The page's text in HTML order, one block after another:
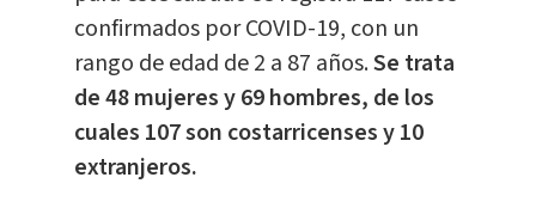
confirmados por COVID-19, con un
rango de edad de 2 a 87 años.Se trata
de 48 mujeres y 69 hombres, de los
cuales 107 son costarricenses y 10
extranjeros.